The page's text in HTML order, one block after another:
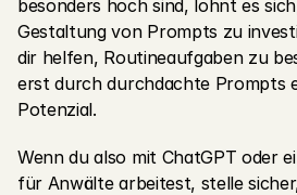
besonders hoch sind, lohnt es
Gestaltung von Prompts zu
dir helfen, Routineaufgaben zu
erst durch durchdachte Prompts
Potenzial.
Wenn du also mit ChatGPT oder
für Anwälte arbeitest, stelle